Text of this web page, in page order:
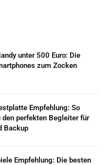
unter 500 Euro: Die
zum Zocken
Empfehlung: So
den perfekten Begleiter für
Backup
Empfehlung: Die besten